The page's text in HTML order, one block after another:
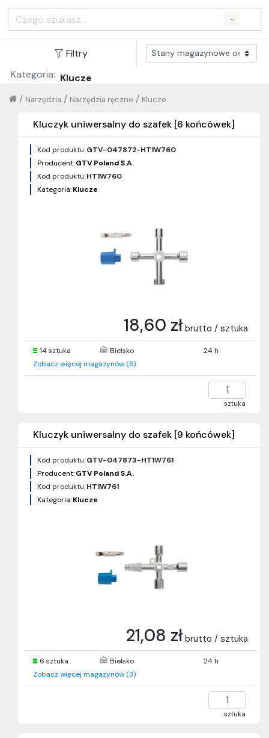
Search
Filtry
Kategoria: Klucze
Klucze
/
Narzędzia ręczne
/
Narzędzia
/
Kluczyk uniwersalny do szafek [6 końcówek]
Kod produktu:GTV-047872-HT1W760
Producent:GTV Poland S.A.
Kod produktu:HT1W760
Kategoria:Klucze
18,60 zł brutto / sztuka
14 sztuka Bielsko
24 h
Zobacz więcej magazynów (3)
sztuka
Kluczyk uniwersalny do szafek [9 końcówek]
Kod produktu:GTV-047873-HT1W761
Producent:GTV Poland S.A.
Kod produktu:HT1W761
Kategoria:Klucze
21,08 zł brutto / sztuka
6 sztuka Bielsko
24 h
Zobacz więcej magazynów (3)
sztuka